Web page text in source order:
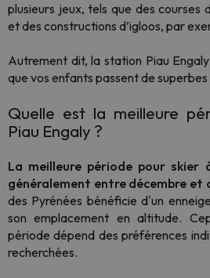
plusieurs jeux, tels que des courses
et des constructions d’igloos, par
Autrement dit, la station Piau
que vos enfants passent de superbes
Quelle est la meilleure
Piau Engaly ?
La meilleure période pour skier
généralement entre décembre et
des Pyrénées bénéficie d'un
son emplacement en altitude.
période dépend des préférences
recherchées.